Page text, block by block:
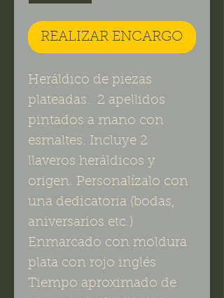
REALIZAR ENCARGO
Heráldico de piezas
plateadas. 2 apellidos
pintados a mano con
esmaltes. Incluye 2
llaveros heráldicos y
origen. Personalízalo con
una dedicatoria (bodas,
aniversarios etc.)
Enmarcado con moldura
plata con rojo inglés
Tiempo aproximado de